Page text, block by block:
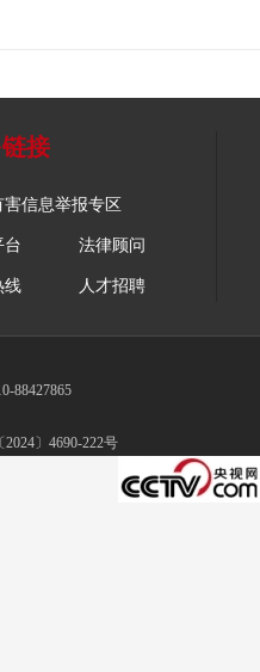
接
害信息举报专区
台 法律顾问
线 人才招聘
88427865
〕4690-222号